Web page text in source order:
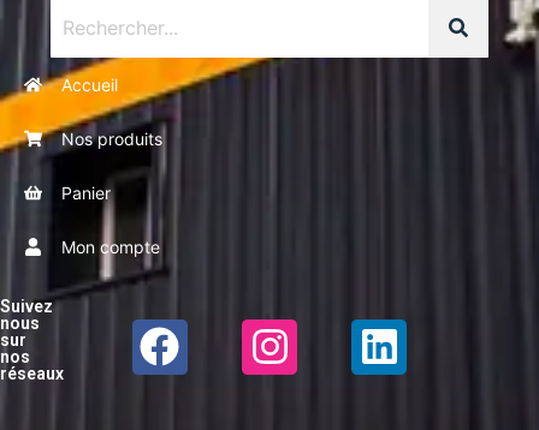
Accueil
Nos produits
Panier
Mon compte
Suivez
nous
sur
nos
réseaux